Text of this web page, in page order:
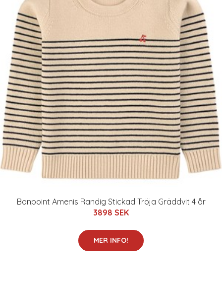
Bonpoint Amenis Randig Stickad Tröja Gräddvit 4 år
3898 SEK
MER INFO!